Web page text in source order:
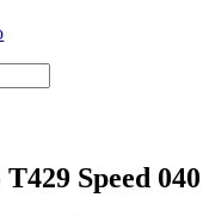
Speed 040